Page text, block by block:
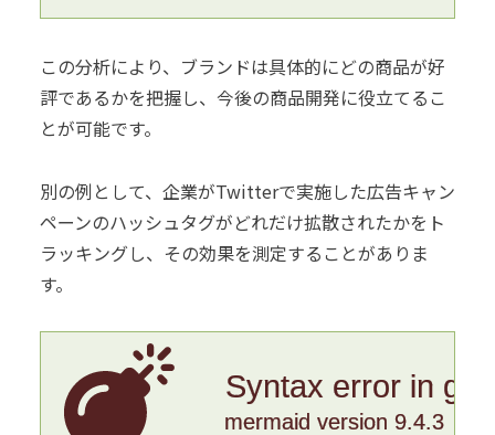
この分析により、ブランドは具体的にどの商品が好
評であるかを把握し、今後の商品開発に役立てるこ
とが可能です。
別の例として、企業がTwitterで実施した広告キャン
ペーンのハッシュタグがどれだけ拡散されたかをト
ラッキングし、その効果を測定することがありま
す。
Syntax error in
mermaid version 9.4.3